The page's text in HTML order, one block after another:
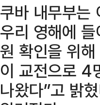
쿠바 내무부는
우리 영해에
원 확인을 위
이 교전으로 4
나왔다”고 밝